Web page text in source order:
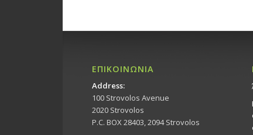
ΕΠΙΚΟΙΝΩΝΙΑ
Address:
100 Strovolos Avenue
2020 Strovolos
P.C. BOX 28403, 2094 Strovolos